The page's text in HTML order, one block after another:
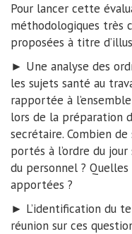
Pour lancer cette
méthodologiques très
proposées à titre
► Une analyse des
les sujets santé au
rapportée à
lors de la préparation
secrétaire. Combien
portés à l’ordre du
du personnel ?
apportées ?
► L’identification du
réunion sur ces